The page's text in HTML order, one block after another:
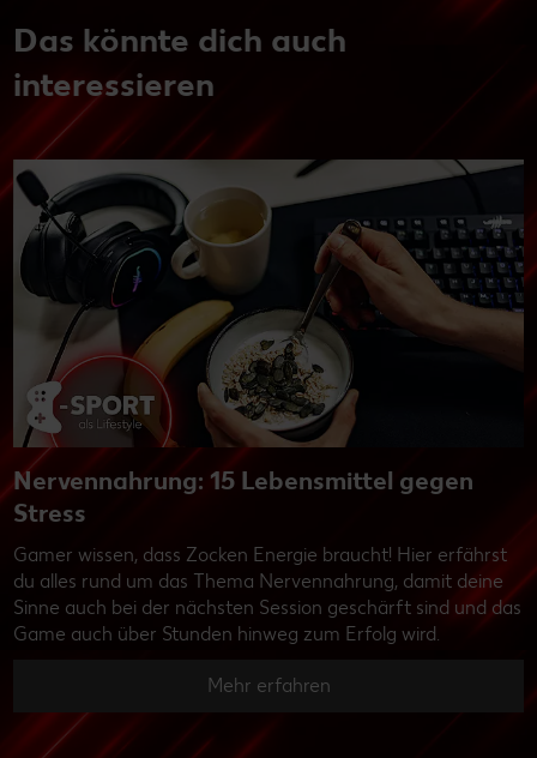
Das könnte dich auch
interessieren
Nervennahrung: 15 Lebensmittel gegen
Stress
Gamer wissen, dass Zocken Energie braucht! Hier erfährst
du alles rund um das Thema Nervennahrung, damit deine
Sinne auch bei der nächsten Session geschärft sind und das
Game auch über Stunden hinweg zum Erfolg wird.
Mehr erfahren